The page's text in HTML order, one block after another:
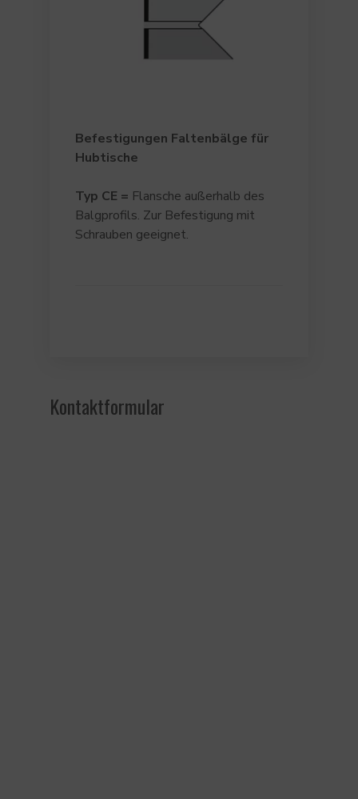
Befestigungen Faltenbälge für
Hubtische
Typ CE = Flansche außerhalb des
Balgprofils. Zur Befestigung mit
Schrauben geeignet.
Kontaktformular